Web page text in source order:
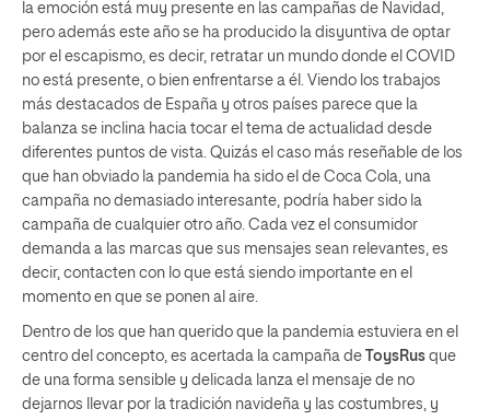
la emoción está muy presente en las campañas de Navidad,
pero además este año se ha producido la disyuntiva de optar
por el escapismo, es decir, retratar un mundo donde el COVID
no está presente, o bien enfrentarse a él. Viendo los trabajos
más destacados de España y otros países parece que la
balanza se inclina hacia tocar el tema de actualidad desde
diferentes puntos de vista. Quizás el caso más reseñable de los
que han obviado la pandemia ha sido el de Coca Cola, una
campaña no demasiado interesante, podría haber sido la
campaña de cualquier otro año. Cada vez el consumidor
demanda a las marcas que sus mensajes sean relevantes, es
decir, contacten con lo que está siendo importante en el
momento en que se ponen al aire.
Dentro de los que han querido que la pandemia estuviera en el
centro del concepto, es acertada la campaña de
ToysRus que
de una forma sensible y delicada lanza el mensaje de no
dejarnos llevar por la tradición navideña y las costumbres, y